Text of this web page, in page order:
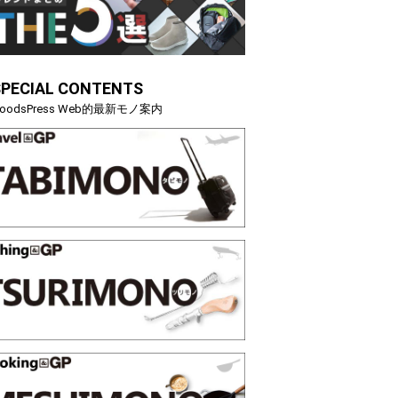
CONTENTS
Web的最新モノ案内